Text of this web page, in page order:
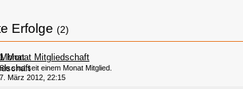
Erfolge (2)
1 Monat Mitgliedschaft
Sie sind seit einem Monat Mitglied.
7. März 2012, 22:15